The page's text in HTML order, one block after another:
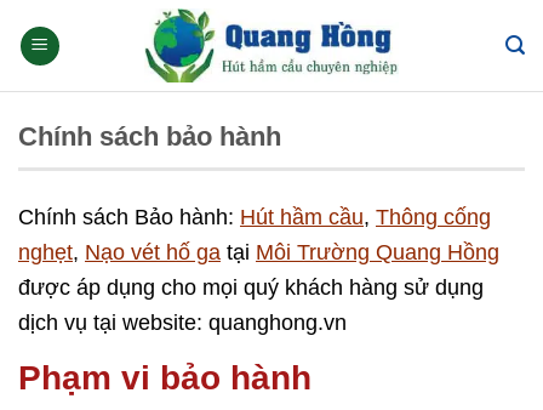
Chính sách bảo hành
Chính sách Bảo hành: Hút hầm cầu, Thông cống
nghẹt, Nạo vét hố ga tại Môi Trường Quang Hồng
được áp dụng cho mọi quý khách hàng sử dụng
dịch vụ tại website: quanghong.vn
Phạm vi bảo hành